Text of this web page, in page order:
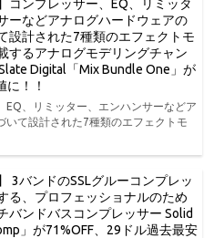
コンプレッサー、EQ、リミッタ
ーなどアナログハードウェアの
設計された7種類のエフェクトモ
するアナログモデリングチャン
Digital「Mix Bundle One」が
に！！
EQ、リミッター、エンハンサーなどア
いて設計された7種類のエフェクトモ
3バンドのSSLグルーコンプレッ
る、プロフェッショナルのため
バンドバスコンプレッサー Solid
」が71%OFF、29ドル過去最安